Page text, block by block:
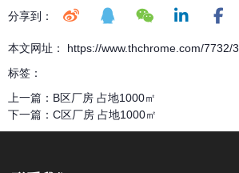
分享到：
本文网址： https://www.thchrome.com/7732/
标签：
上一篇： B区厂房 占地1000㎡
下一篇： C区厂房 占地1000㎡